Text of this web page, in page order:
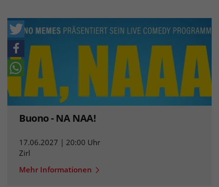
Buono - NA NAA!
17.06.2027 | 20:00 Uhr
Zirl
Mehr Informationen